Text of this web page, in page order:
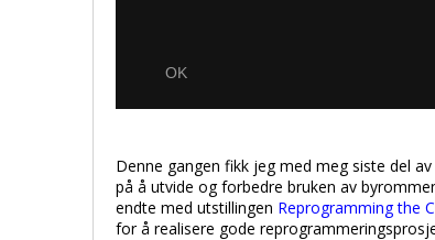
Denne gangen fikk jeg med meg siste del
på å utvide og forbedre bruken av
endte med utstillingen Reprogramming the
for å realisere gode